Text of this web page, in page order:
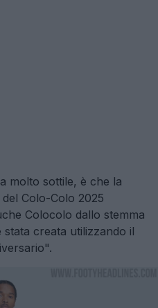
molto sottile, è che la
Colo-Colo 2025
Colocolo dallo stemma
creata utilizzando il